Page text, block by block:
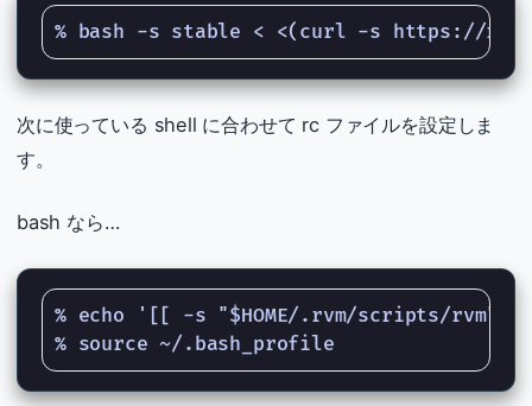
次に使っている shell に合わせて rc ファイルを設定しま
す。
bash なら…
% echo '[[ -s "$HOME/.rvm/scripts/rvm"